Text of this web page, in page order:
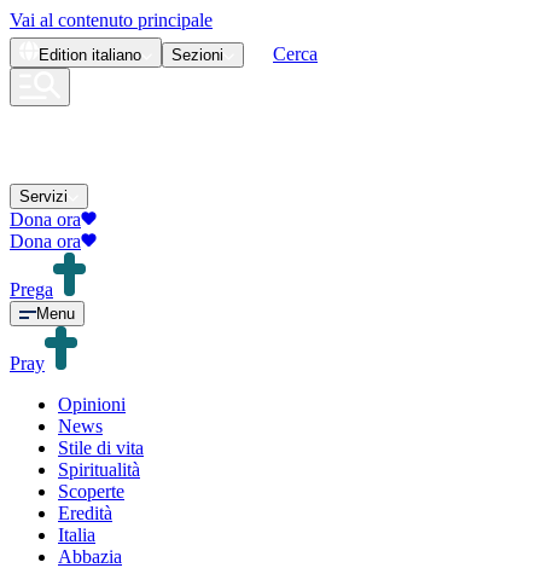
Vai al contenuto principale
Edition italiano Sezioni Cerca
Servizi
Dona ora
Dona ora
Prega
Menu
Pray
Opinioni
News
Stile di vita
Spiritualità
Scoperte
Eredità
Italia
Abbazia